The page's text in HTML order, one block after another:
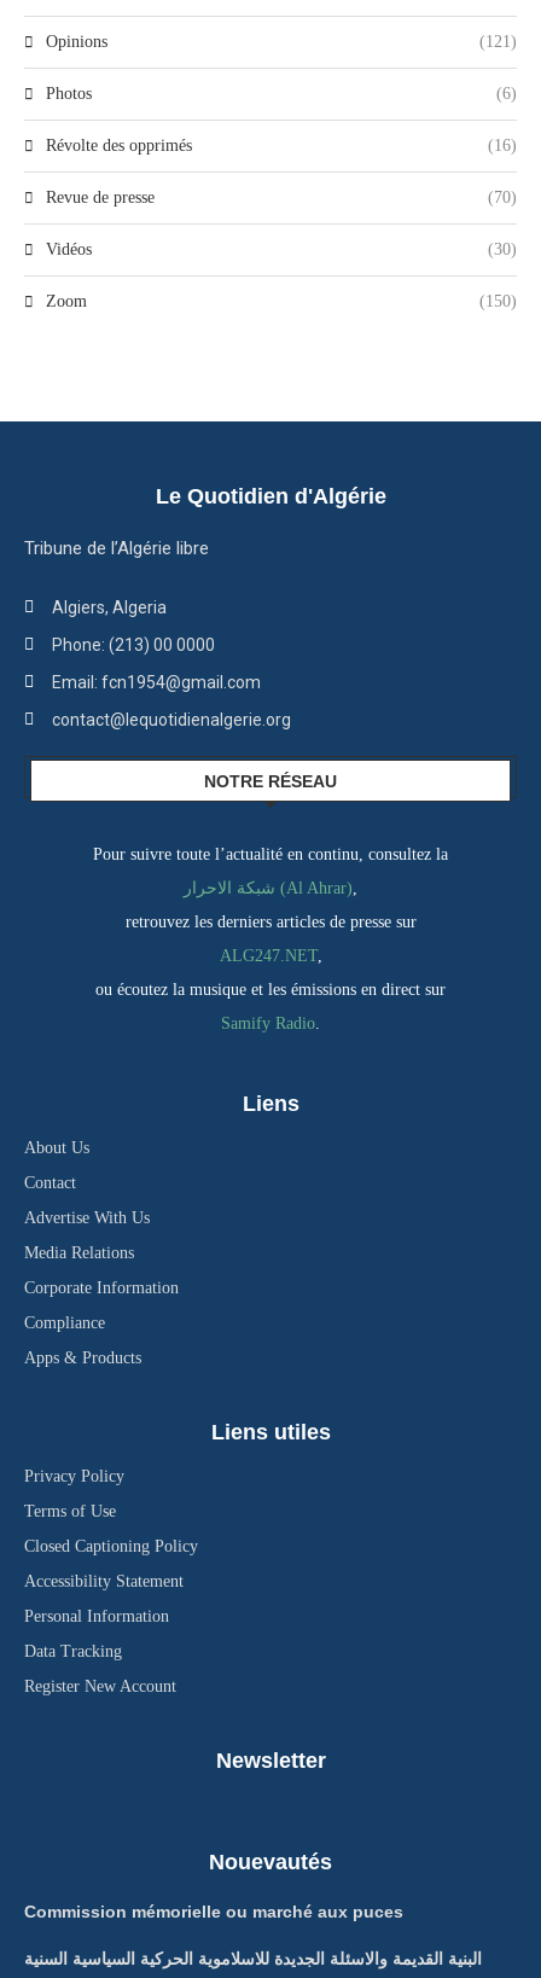
Opinions (121)
Photos (6)
Révolte des opprimés (16)
Revue de presse (70)
Vidéos (30)
Zoom (150)
Le Quotidien d'Algérie
Tribune de l’Algérie libre
Algiers, Algeria
Phone: (213) 00 0000
Email: fcn1954@gmail.com
contact@lequotidienalgerie.org
NOTRE RÉSEAU
Pour suivre toute l’actualité en continu, consultez la
شبكة الاحرار (Al Ahrar),
retrouvez les derniers articles de presse sur
ALG247.NET,
ou écoutez la musique et les émissions en direct sur
Samify Radio.
Liens
About Us
Contact
Advertise With Us
Media Relations
Corporate Information
Compliance
Apps & Products
Liens utiles
Privacy Policy
Terms of Use
Closed Captioning Policy
Accessibility Statement
Personal Information
Data Tracking
Register New Account
Newsletter
Nouevautés
Commission mémorielle ou marché aux puces
البنية القديمة والاسئلة الجديدة للاسلاموية الحركية السياسية السنية